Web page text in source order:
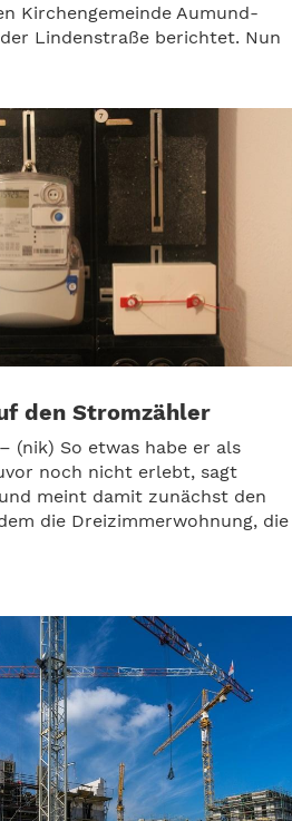
Kirchengemeinde Aumund-
der Lindenstraße berichtet. Nun
den Stromzähler
(nik) So etwas habe er als
noch nicht erlebt, sagt
meint damit zunächst den
die Dreizimmerwohnung, die